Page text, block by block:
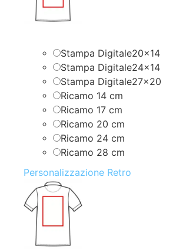
Stampa Digitale20x14
Stampa Digitale24x14
Stampa Digitale27x20
Ricamo 14 cm
Ricamo 17 cm
Ricamo 20 cm
Ricamo 24 cm
Ricamo 28 cm
Personalizzazione Retro